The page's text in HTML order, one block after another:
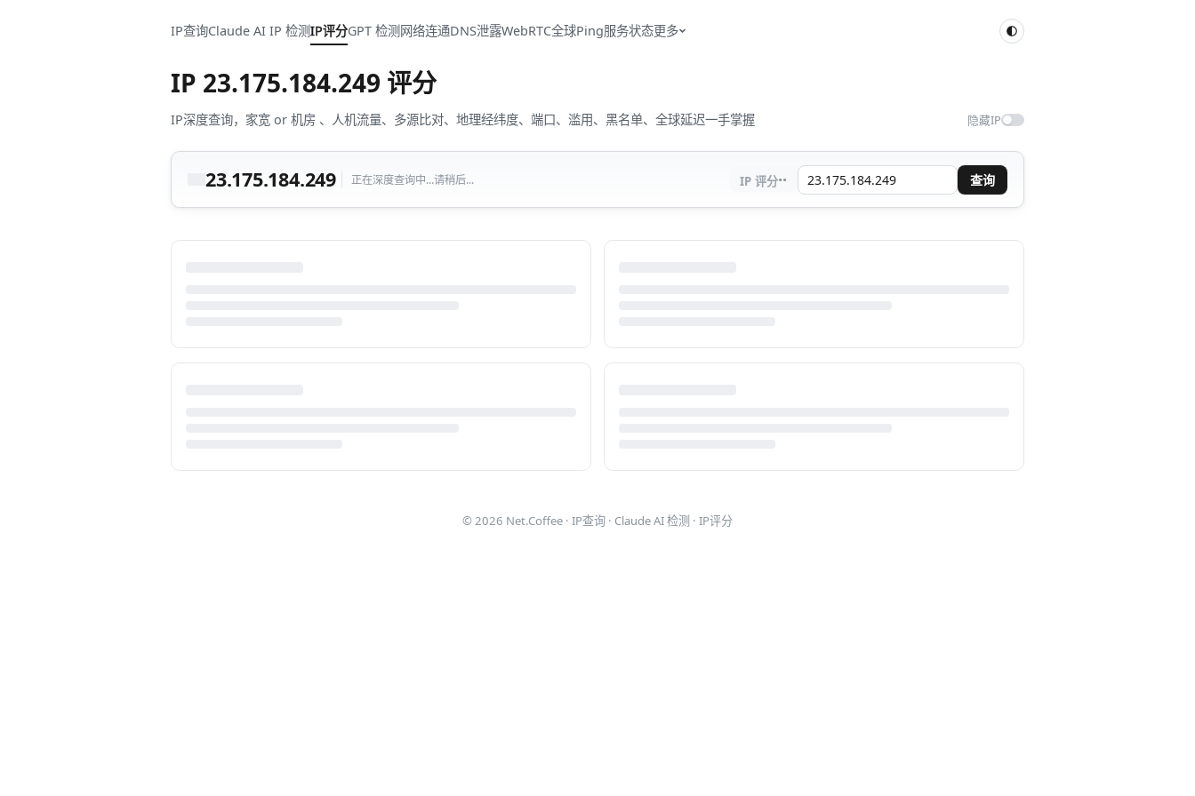
IP查询Claude AI IP 检测IP评分GPT 检测网络连通DNS泄露WebRTC全球Ping服务状态更多
IP 23.175.184.249 评分
IP深度查询，家宽 or 机房 、人机流量、多源比对、地理经纬度、端口、滥用、黑名单、全球延迟一手掌握 隐藏IP
23.175.184.249 正在深度查询中...请稍后... IP 评分·· 查询
© 2026 Net.Coffee · IP查询 · Claude AI 检测 · IP评分